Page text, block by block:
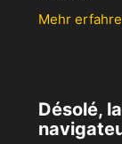
Mehr
Désolé,